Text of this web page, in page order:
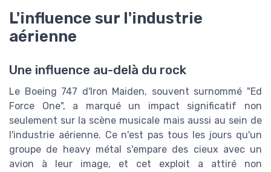
L'influence sur l'industrie
aérienne
Une influence au-delà du rock
Le Boeing 747 d'Iron Maiden, souvent surnommé "Ed
Force One", a marqué un impact significatif non
seulement sur la scène musicale mais aussi au sein de
l'industrie aérienne. Ce n'est pas tous les jours qu'un
groupe de heavy métal s'empare des cieux avec un
avion à leur image, et cet exploit a attiré non